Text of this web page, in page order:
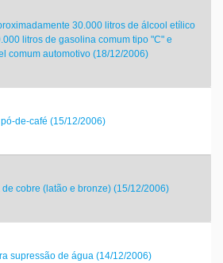
30.000 litros de álcool etílico
litros de gasolina comum tipo "C" e
comum automotivo (18/12/2006)
de-café (15/12/2006)
cobre (latão e bronze) (15/12/2006)
supressão de água (14/12/2006)